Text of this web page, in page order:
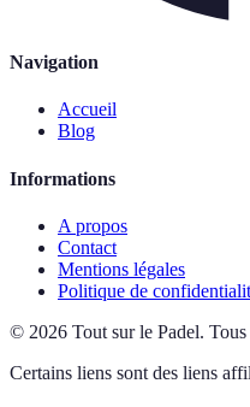
Navigation
Accueil
Blog
Informations
A propos
Contact
Mentions légales
Politique de
© 2026 Tout sur le Padel. Tous
Certains liens sont des liens